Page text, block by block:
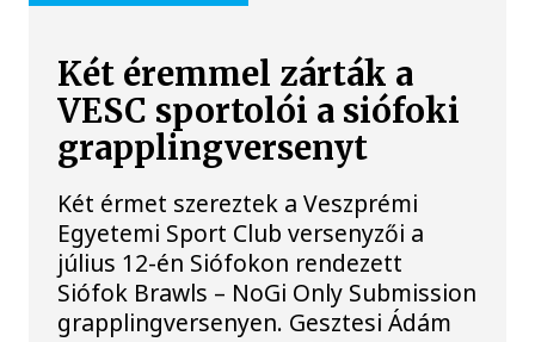
Két éremmel zárták a
VESC sportolói a siófoki
grapplingversenyt
Két érmet szereztek a Veszprémi
Egyetemi Sport Club versenyzői a
július 12-én Siófokon rendezett
Siófok Brawls – NoGi Only Submission
grapplingversenyen. Gesztesi Ádám